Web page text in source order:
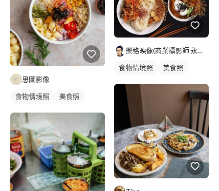
思圖影像
食物情境照 美食照
樂格映像(商業攝影師 永逢Nick)
食物情境照 美食照